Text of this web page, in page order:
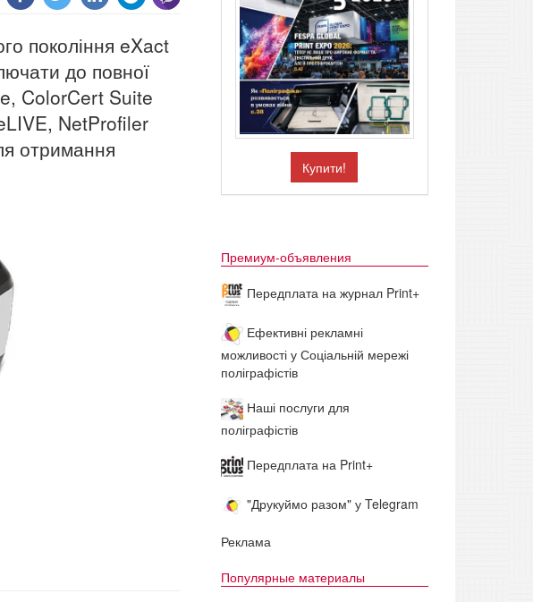
покоління eXact
до повної
ColorCert Suite
NetProfiler
отримання
Купити!
Премиум-объявления
Передплата на журнал Print+
Ефективні рекламні
можливості у Соціальній мережі
поліграфістів
Наші послуги для
поліграфістів
Передплата на Print+
"Друкуймо разом" у Telegram
Реклама
Популярные материалы